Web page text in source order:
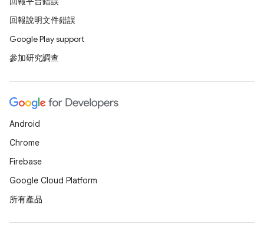
回報說明文件錯誤
Google Play support
參加研究調查
Android
Chrome
Firebase
Google Cloud Platform
所有產品